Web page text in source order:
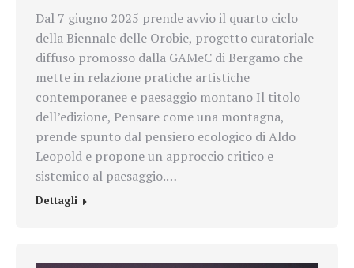
Dal 7 giugno 2025 prende avvio il quarto ciclo
della Biennale delle Orobie, progetto curatoriale
diffuso promosso dalla GAMeC di Bergamo che
mette in relazione pratiche artistiche
contemporanee e paesaggio montano Il titolo
dell’edizione, Pensare come una montagna,
prende spunto dal pensiero ecologico di Aldo
Leopold e propone un approccio critico e
sistemico al paesaggio.…
Dettagli